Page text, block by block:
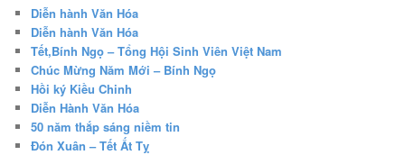
Diễn hành Văn Hóa
Diễn hành Văn Hóa
Tết,Bính Ngọ – Tổng Hội Sinh Viên Việt Nam
Chúc Mừng Năm Mới – Bính Ngọ
Hồi ký Kiều Chinh
Diễn Hành Văn Hóa
50 năm thắp sáng niềm tin
Đón Xuân – Tết Ất Tỵ